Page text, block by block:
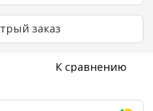
заказ
К сравнению